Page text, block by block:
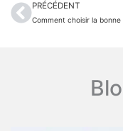
Précédent
PRÉCÉDENT